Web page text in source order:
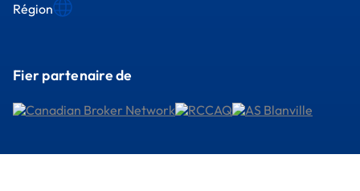
Fier partenaire de
Région